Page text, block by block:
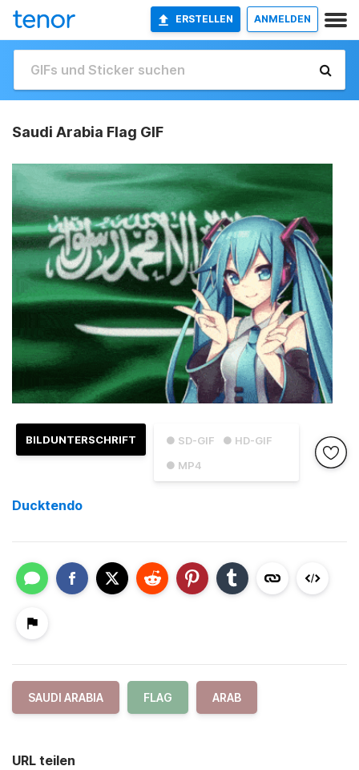
ERSTELLEN ANMELDEN
Saudi Arabia Flag GIF
● SD-GIF
● HD-GIF
● MP4
BILDUNTERSCHRIFT
Ducktendo
SAUDI ARABIA FLAG ARAB
URL teilen